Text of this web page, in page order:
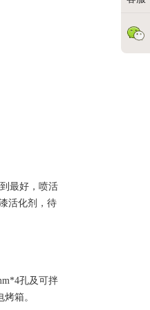
最好，喷活
活化剂，待
孔及可拌
箱。